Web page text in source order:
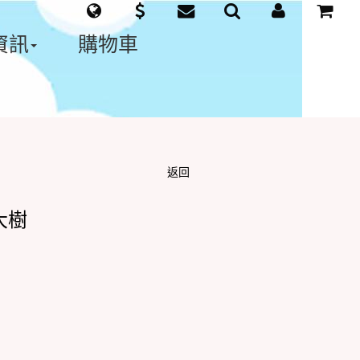
訊 購物車
返回
樹